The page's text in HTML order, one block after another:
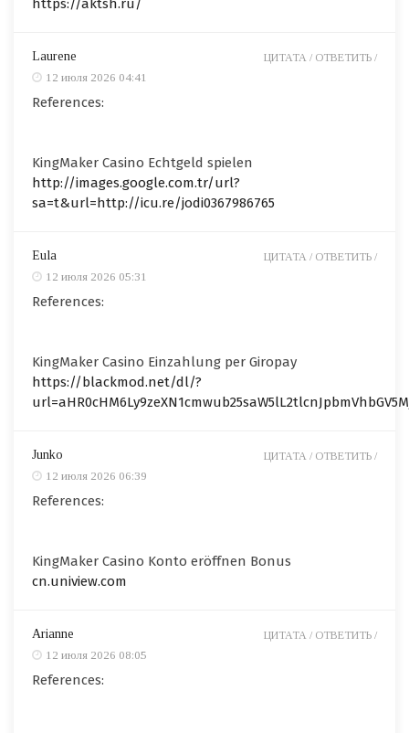
https://aktsh.ru/
Laurene
12 июля 2026 04:41
References:
KingMaker Casino Echtgeld spielen
http://images.google.com.tr/url?
sa=t&url=http://icu.re/jodi0367986765
ЦИТАТА / ОТВЕТИТЬ /
Eula
12 июля 2026 05:31
References:
KingMaker Casino Einzahlung per Giropay
https://blackmod.net/dl/?
ЦИТАТА / ОТВЕТИТЬ /
Junko
12 июля 2026 06:39
References:
KingMaker Casino Konto eröffnen Bonus
cn.uniview.com
ЦИТАТА / ОТВЕТИТЬ /
Arianne
12 июля 2026 08:05
References:
ЦИТАТА / ОТВЕТИТЬ /